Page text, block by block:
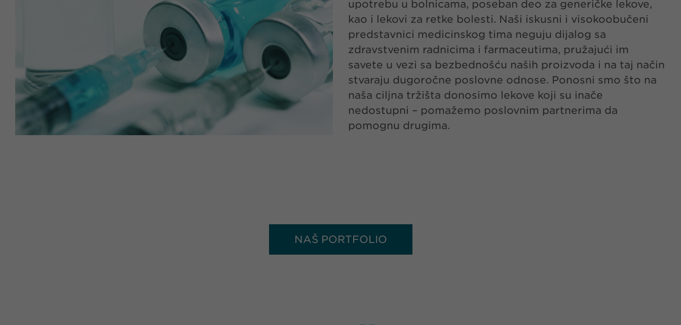
upotrebu u bolnicama, poseban deo za generičke lekove,
kao i lekovi za retke bolesti. Naši iskusni i visokoobučeni
predstavnici medicinskog tima neguju dijalog sa
zdravstvenim radnicima i farmaceutima, pružajući im
savete u vezi sa bezbednošću naših proizvoda i na taj način
stvaraju dugoročne poslovne odnose. Ponosni smo što na
naša ciljna tržišta donosimo lekove koji su inače
nedostupni – pomažemo poslovnim partnerima da
pomognu drugima.
NAŠ PORTFOLIO